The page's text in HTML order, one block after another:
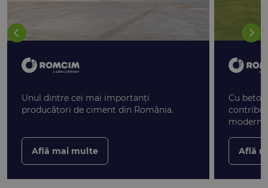
Unul dintre cei mai importanți
producători de ciment din România.
Află mai multe
Cu
moderne.
Află